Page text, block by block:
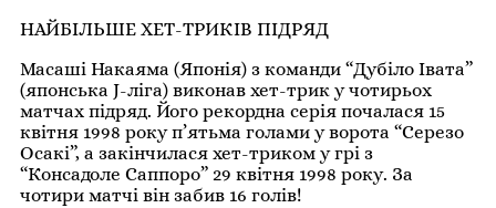
НАЙБІЛЬШЕ ХЕТ-ТРИКІВ ПІДРЯД
Масаші Накаяма (Японія) з команди “Дубіло Івата”
(японська J-ліга) виконав хет-трик у чотирьох
матчах підряд. Його рекордна серія почалася 15
квітня 1998 року п’ятьма голами у ворота “Серезо
Осакі”, а закінчилася хет-триком у грі з
“Консадоле Саппоро” 29 квітня 1998 року. За
чотири матчі він забив 16 голів!